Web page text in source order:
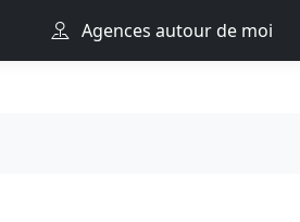
Agences autour de moi